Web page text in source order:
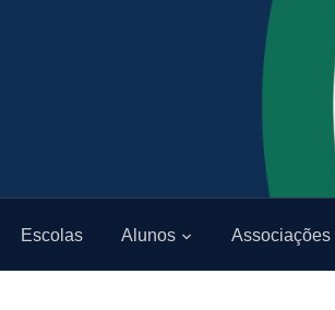
Escolas Alunos Associações